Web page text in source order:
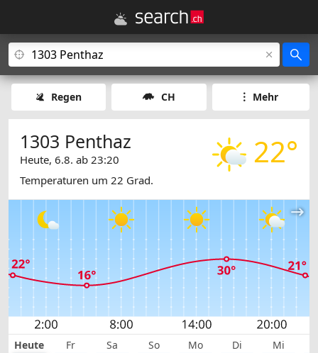
Regen CH Mehr
22°
1303 Penthaz
Heute, 6.8. ab 23:20
Temperaturen um 22 Grad.
Heute Fr Sa So Mo Di Mi